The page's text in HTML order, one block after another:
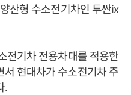
산형 수소전기차인 투싼ix
전기차 전용차대를 적용한
현대차가 수소전기차 주
.